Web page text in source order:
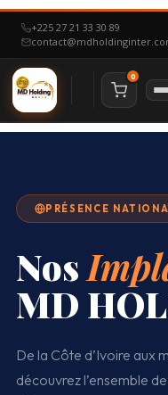
+225 27 21 33 30 89
0
À Propos
Notre Certification
Particulier
Offres d’emploi
ESPACE ENTREPRISE
Déposer un besoin
NOS SERVICES
PRÉSENCE
Nos
MD
De la Côte d’Ivoire aux
découvrez l’ensemble